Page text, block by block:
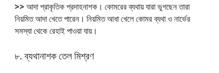
>> আদা প্রাকৃতিক প্রদাহনাশক। কোমরের ব্যথায় যারা ভুগছেন তারা
নিয়মিত আদা খেতে পারেন। নিয়মিত আধা খেলে কোমর ব্যথা ও নার্ভের
সমস্যা থেকে রেহাই পাওয়া যায়।
৮.ব্যথানাশক তেল মিশ্রণ